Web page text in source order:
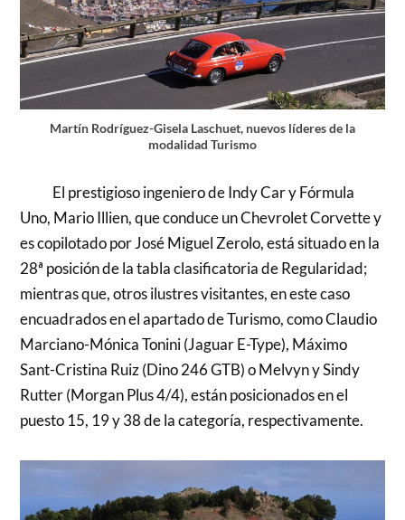
Martín Rodríguez-Gisela Laschuet, nuevos líderes de la
modalidad Turismo
El prestigioso ingeniero de Indy Car y Fórmula
Uno, Mario Illien, que conduce un Chevrolet Corvette y
es copilotado por José Miguel Zerolo, está situado en la
28ª posición de la tabla clasificatoria de Regularidad;
mientras que, otros ilustres visitantes, en este caso
encuadrados en el apartado de Turismo, como Claudio
Marciano-Mónica Tonini (Jaguar E-Type), Máximo
Sant-Cristina Ruiz (Dino 246 GTB) o Melvyn y Sindy
Rutter (Morgan Plus 4/4), están posicionados en el
puesto 15, 19 y 38 de la categoría, respectivamente.